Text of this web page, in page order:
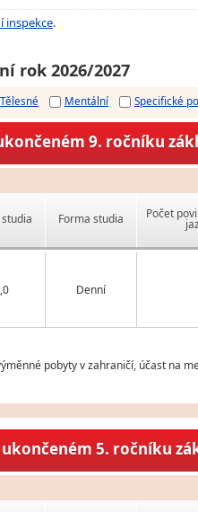
inspekce.
rok 2026/2027
Tělesné Mentální Specifické
9. ročníku
Forma studia Počet
Denní
pobyty v zahraničí, účast na
5. ročníku